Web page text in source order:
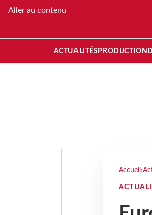
Aller au contenu
ACTUALITÉS PRODUCTION
Accueil ›